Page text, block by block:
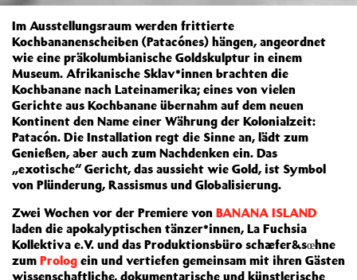
Im Ausstellungsraum werden frittierte
Kochbananenscheiben (Patacónes) hängen, angeordnet
wie eine präkolumbianische Goldskulptur in einem
Museum. Afrikanische Sklav*innen brachten die
Kochbanane nach Lateinamerika; eines von vielen
Gerichte aus Kochbanane übernahm auf dem neuen
Kontinent den Name einer Währung der Kolonialzeit:
Patacón. Die Installation regt die Sinne an, lädt zum
Genießen, aber auch zum Nachdenken ein. Das
„exotische“ Gericht, das aussieht wie Gold, ist Symbol
von Plünderung, Rassismus und Globalisierung.
Zwei Wochen vor der Premiere von BANANA ISLAND
laden die apokalyptischen tänzer*innen, La Fuchsia
Kollektiva e.V. und das Produktionsbüro schæfer&sœhne
zum Prolog ein und vertiefen gemeinsam mit ihren Gästen
wissenschaftliche, dokumentarische und künstlerische